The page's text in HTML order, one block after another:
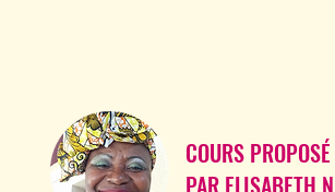
COURS PROPOSÉ
PAR ELISABETH